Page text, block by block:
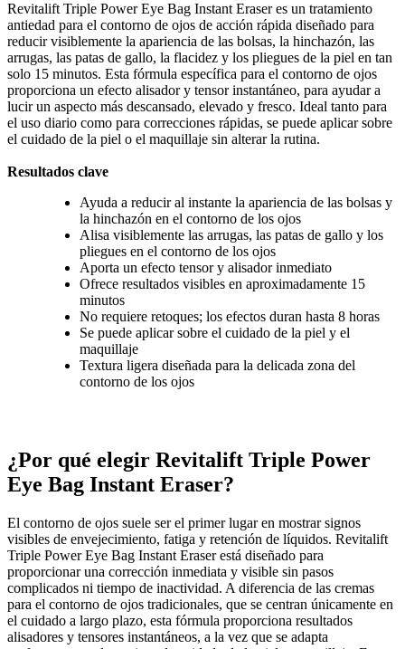
Revitalift Triple Power Eye Bag Instant Eraser es un tratamiento
antiedad para el contorno de ojos de acción rápida diseñado para
reducir visiblemente la apariencia de las bolsas, la hinchazón, las
arrugas, las patas de gallo, la flacidez y los pliegues de la piel en tan
solo 15 minutos. Esta fórmula específica para el contorno de ojos
proporciona un efecto alisador y tensor instantáneo, para ayudar a
lucir un aspecto más descansado, elevado y fresco. Ideal tanto para
el uso diario como para correcciones rápidas, se puede aplicar sobre
el cuidado de la piel o el maquillaje sin alterar la rutina.
Resultados clave
Ayuda a reducir al instante la apariencia de las bolsas y
la hinchazón en el contorno de los ojos
Alisa visiblemente las arrugas, las patas de gallo y los
pliegues en el contorno de los ojos
Aporta un efecto tensor y alisador inmediato
Ofrece resultados visibles en aproximadamente 15
minutos
No requiere retoques; los efectos duran hasta 8 horas
Se puede aplicar sobre el cuidado de la piel y el
maquillaje
Textura ligera diseñada para la delicada zona del
contorno de los ojos
¿Por qué elegir Revitalift Triple Power
Eye Bag Instant Eraser?
El contorno de ojos suele ser el primer lugar en mostrar signos
visibles de envejecimiento, fatiga y retención de líquidos. Revitalift
Triple Power Eye Bag Instant Eraser está diseñado para
proporcionar una corrección inmediata y visible sin pasos
complicados ni tiempo de inactividad. A diferencia de las cremas
para el contorno de ojos tradicionales, que se centran únicamente en
el cuidado a largo plazo, esta fórmula proporciona resultados
alisadores y tensores instantáneos, a la vez que se adapta